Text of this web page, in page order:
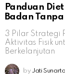
Panduan
Badan
3 Pilar Strategi
Aktivitas Fisik
Berkelanjutan
by Jati Sunarto